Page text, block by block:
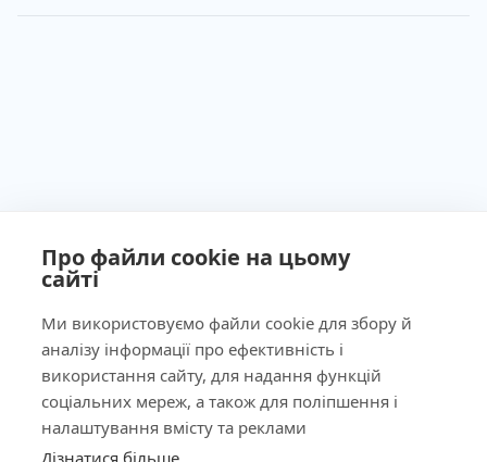
Про файли cookie на цьому
сайті
Ми використовуємо файли cookie для збору й
аналізу інформації про ефективність і
використання сайту, для надання функцій
соціальних мереж, а також для поліпшення і
налаштування вмісту та реклами
Дізнатися більше
Ліцензія МОЗ України №603260 від 23.09.2011
КНОПКА